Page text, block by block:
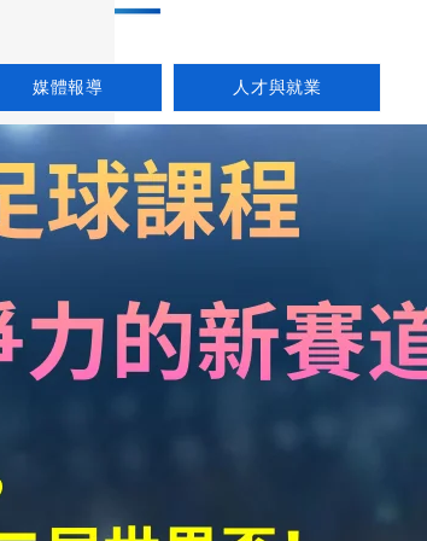
媒體報導 人才與就業